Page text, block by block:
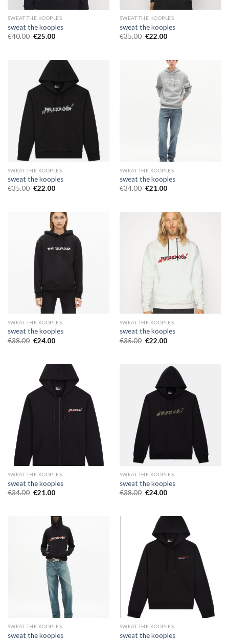
SWEAT THE KOOPLES
sweat the kooples
€40.00 €25.00
SWEAT THE KOOPLES
sweat the kooples
€35.00 €22.00
SWEAT THE KOOPLES
sweat the kooples
€35.00 €22.00
SWEAT THE KOOPLES
sweat the kooples
€34.00 €21.00
SWEAT THE KOOPLES
sweat the kooples
€38.00 €24.00
SWEAT THE KOOPLES
sweat the kooples
€35.00 €22.00
SWEAT THE KOOPLES
sweat the kooples
€34.00 €21.00
SWEAT THE KOOPLES
sweat the kooples
€38.00 €24.00
SWEAT THE KOOPLES
sweat the kooples
SWEAT THE KOOPLES
sweat the kooples